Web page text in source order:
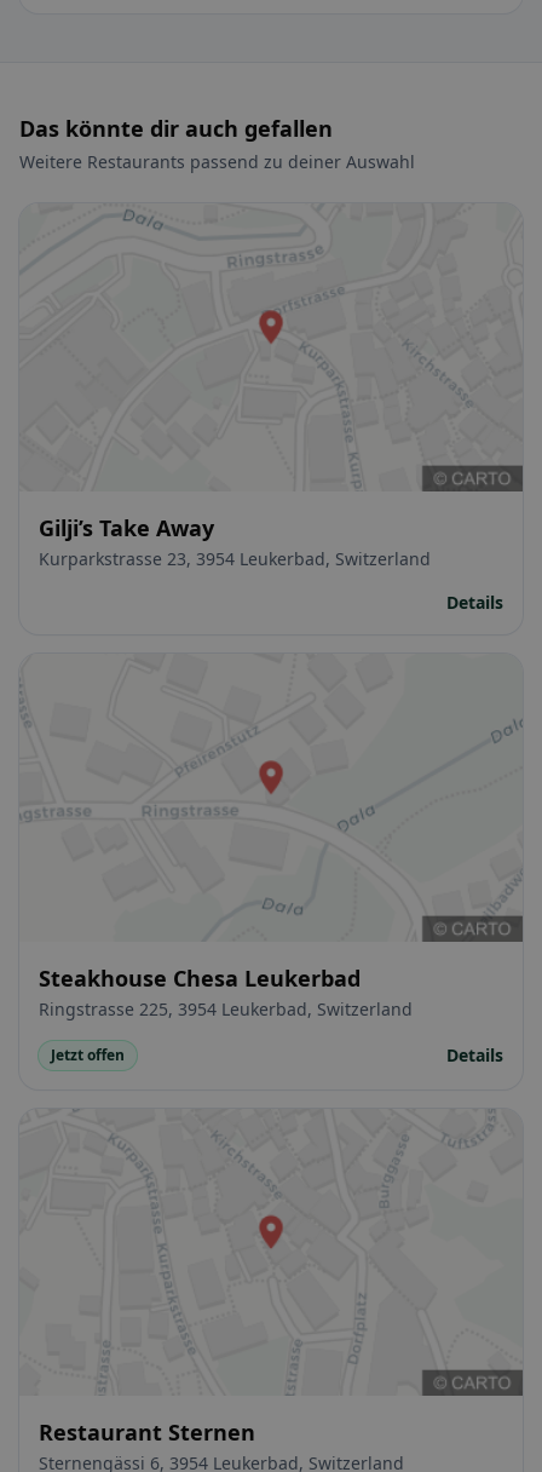
Das könnte dir auch gefallen
Weitere Restaurants passend zu deiner Auswahl
Gilji’s Take Away
Kurparkstrasse 23, 3954 Leukerbad, Switzerland
Details
Steakhouse Chesa Leukerbad
Ringstrasse 225, 3954 Leukerbad, Switzerland
Jetzt offen Details
Restaurant Sternen
Sternengässi 6, 3954 Leukerbad, Switzerland